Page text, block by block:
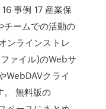
事例 17 産業保
チームでの活動の
ンラインストレ
ァイル)のWebサ
WebDAVクライ
。 無料版の